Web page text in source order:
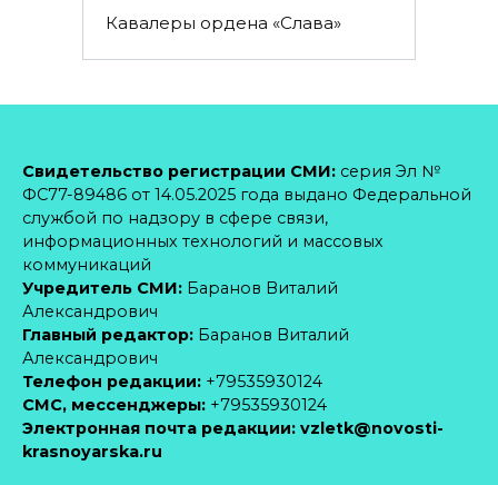
Кавалеры ордена «Слава»
Свидетельство регистрации СМИ: серия Эл №
ФС77-89486 от 14.05.2025 года выдано Федеральной
службой по надзору в сфере связи,
информационных технологий и массовых
коммуникаций
Учредитель СМИ: Баранов Виталий
Александрович
Главный редактор: Баранов Виталий
Александрович
Телефон редакции: +79535930124
CМС, мессенджеры: +79535930124
Электронная почта редакции: vzletk@novosti-
krasnoyarska.ru